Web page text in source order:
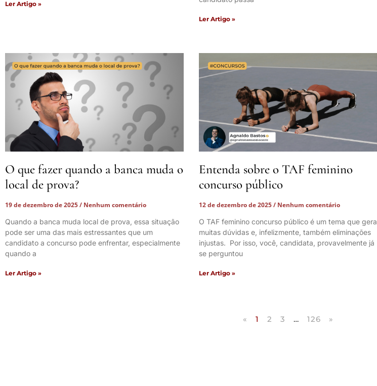
Ler Artigo »
Ler Artigo »
O que fazer quando a banca muda o
local de prova?
19 de dezembro de 2025
Nenhum comentário
Quando a banca muda local de prova, essa situação
pode ser uma das mais estressantes que um
candidato a concurso pode enfrentar, especialmente
quando a
Ler Artigo »
Entenda sobre o TAF feminino
concurso público
12 de dezembro de 2025 Nenhum comentário
O TAF feminino concurso público é um tema que gera
muitas dúvidas e, infelizmente, também eliminações
injustas. Por isso, você, candidata, provavelmente já
se perguntou
Ler Artigo »
« 1 2 3 … 126 »